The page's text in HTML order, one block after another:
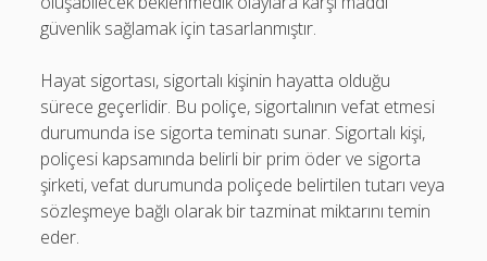
güvenlik sağlamak için tasarlanmıştır.
Hayat sigortası, sigortalı kişinin hayatta olduğu
sürece geçerlidir. Bu poliçe, sigortalının vefat etmesi
durumunda ise sigorta teminatı sunar. Sigortalı kişi,
poliçesi kapsamında belirli bir prim öder ve sigorta
şirketi, vefat durumunda poliçede belirtilen tutarı veya
sözleşmeye bağlı olarak bir tazminat miktarını temin
eder.